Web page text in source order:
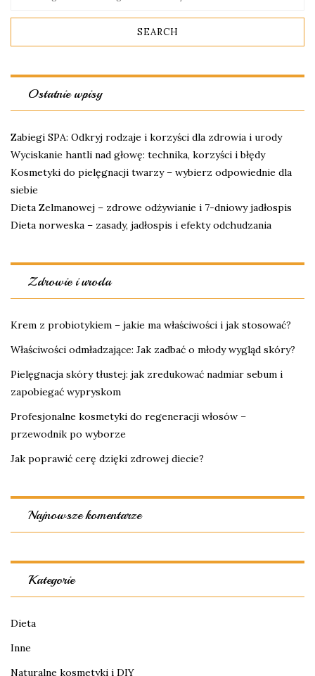
Ostatnie wpisy
Zabiegi SPA: Odkryj rodzaje i korzyści dla zdrowia i urody
Wyciskanie hantli nad głowę: technika, korzyści i błędy
Kosmetyki do pielęgnacji twarzy – wybierz odpowiednie dla
siebie
Dieta Zelmanowej – zdrowe odżywianie i 7-dniowy jadłospis
Dieta norweska – zasady, jadłospis i efekty odchudzania
Zdrowie i uroda
Krem z probiotykiem – jakie ma właściwości i jak stosować?
Właściwości odmładzające: Jak zadbać o młody wygląd skóry?
Pielęgnacja skóry tłustej: jak zredukować nadmiar sebum i
zapobiegać wypryskom
Profesjonalne kosmetyki do regeneracji włosów –
przewodnik po wyborze
Jak poprawić cerę dzięki zdrowej diecie?
Najnowsze komentarze
Kategorie
Dieta
Inne
Naturalne kosmetyki i DIY